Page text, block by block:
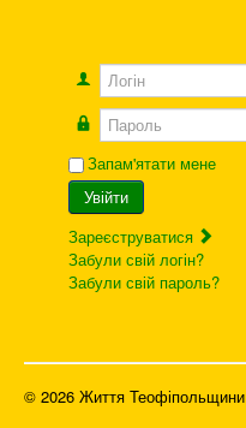
Логін
Пароль
Запам'ятати мене
Увійти
Зареєструватися
Забули свій логін?
Забули свій пароль?
© 2026 Життя Теофіпольщини